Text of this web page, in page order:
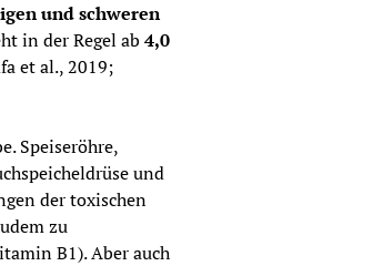
und schweren
in der Regel ab 4,0
et al., 2019;
Speiseröhre,
und
der toxischen
zu
B1). Aber auch